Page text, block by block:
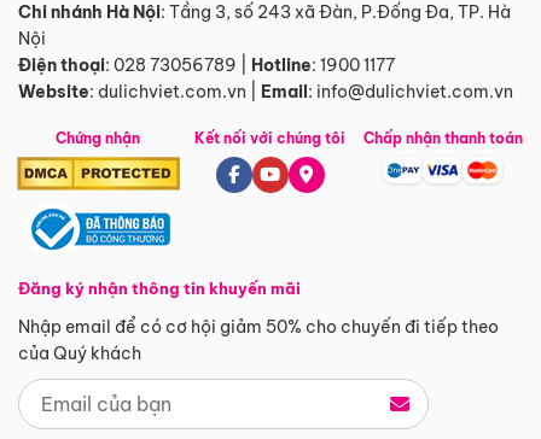
Chi nhánh Hà Nội: Tầng 3, số 243 xã Đàn, P.Đống Đa, TP. Hà
Nội
Điện thoại: 028 73056789 Hotline: 1900 1177
Website: dulichviet.com.vn Email: info@dulichviet.com.vn
Chứng nhận
Đăng ký nhận thông tin khuyến mãi
Nhập email để có cơ hội giảm 50% cho chuyến đi tiếp theo
của Quý khách
Kết nối với chúng tôi Chấp nhận thanh toán